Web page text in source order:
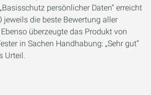
persönlicher Daten“ erreicht
jeweils die beste Bewertung aller
überzeugte das Produkt von
in Sachen Handhabung: „Sehr gut“
Urteil.